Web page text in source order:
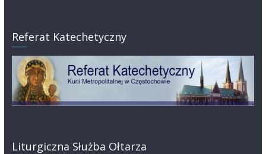
Referat Katechetyczny
Liturgiczna Służba Ołtarza